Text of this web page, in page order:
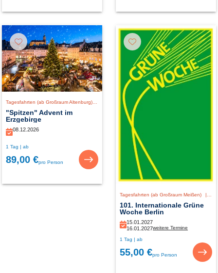
Tagesfahrten (ab Großraum Altenburg)| Deutschland
"Spitzen" Advent im
Erzgebirge
08.12.2026
1 Tag | ab
89,00 €pro Person
Tagesfahrten (ab Großraum Meißen) |
101. Internationale Grüne
Woche Berlin
15.01.2027
16.01.2027weitere Termine
1 Tag | ab
55,00 €pro Person